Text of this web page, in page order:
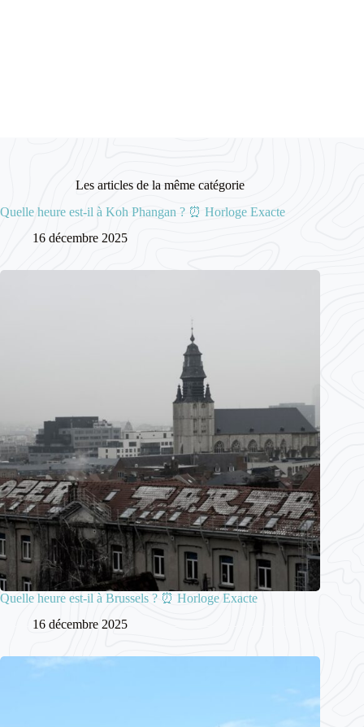
Les articles de la même catégorie
Quelle heure est-il à Koh Phangan ? ⏰ Horloge Exacte
16 décembre 2025
Quelle heure est-il à Brussels ? ⏰ Horloge Exacte
16 décembre 2025